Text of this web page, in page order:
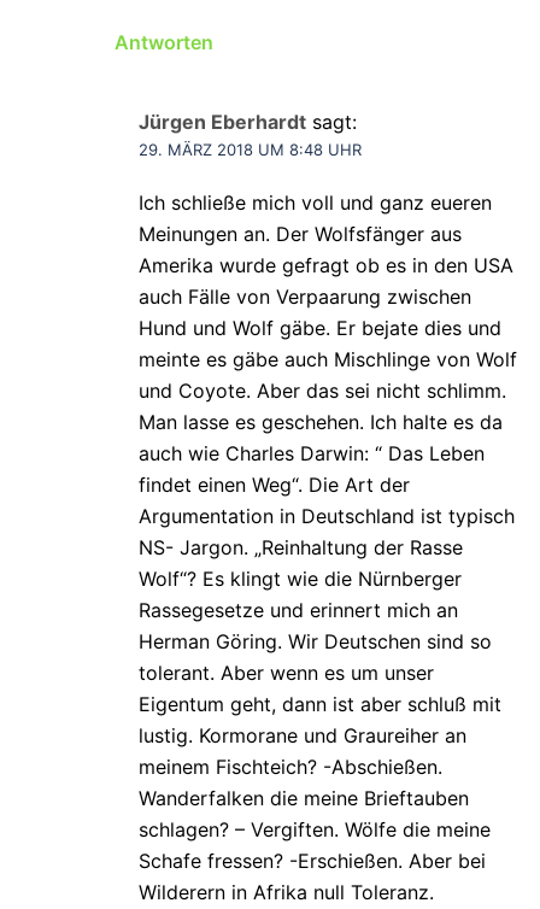
Antworten
Jürgen Eberhardt sagt:
29. MÄRZ 2018 UM 8:48 UHR
Ich schließe mich voll und ganz eueren
Meinungen an. Der Wolfsfänger aus
Amerika wurde gefragt ob es in den USA
auch Fälle von Verpaarung zwischen
Hund und Wolf gäbe. Er bejate dies und
meinte es gäbe auch Mischlinge von Wolf
und Coyote. Aber das sei nicht schlimm.
Man lasse es geschehen. Ich halte es da
auch wie Charles Darwin: “ Das Leben
findet einen Weg“. Die Art der
Argumentation in Deutschland ist typisch
NS- Jargon. „Reinhaltung der Rasse
Wolf“? Es klingt wie die Nürnberger
Rassegesetze und erinnert mich an
Herman Göring. Wir Deutschen sind so
tolerant. Aber wenn es um unser
Eigentum geht, dann ist aber schluß mit
lustig. Kormorane und Graureiher an
meinem Fischteich? -Abschießen.
Wanderfalken die meine Brieftauben
schlagen? – Vergiften. Wölfe die meine
Schafe fressen? -Erschießen. Aber bei
Wilderern in Afrika null Toleranz.